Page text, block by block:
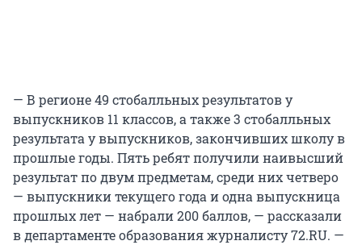
— В регионе 49 стобалльных результатов у
выпускников 11 классов, а также 3 стобалльных
результата у выпускников, закончивших школу в
прошлые годы. Пять ребят получили наивысший
результат по двум предметам, среди них четверо
— выпускники текущего года и одна выпускница
прошлых лет — набрали 200 баллов, — рассказали
в департаменте образования журналисту 72.RU. —